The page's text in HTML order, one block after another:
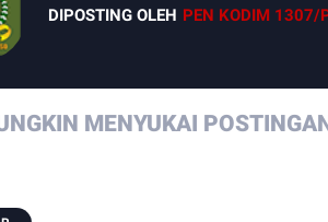
DIPOSTING OLEH PEN KODIM 1307/
MENYUKAI